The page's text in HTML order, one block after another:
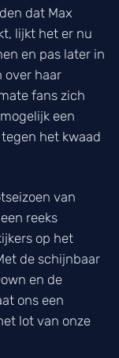
dat Max
lijkt het er nu
en pas later in
over haar
fans zich
een
het kwaad
van
reeks
op het
de schijnbaar
en de
ons een
lot van onze